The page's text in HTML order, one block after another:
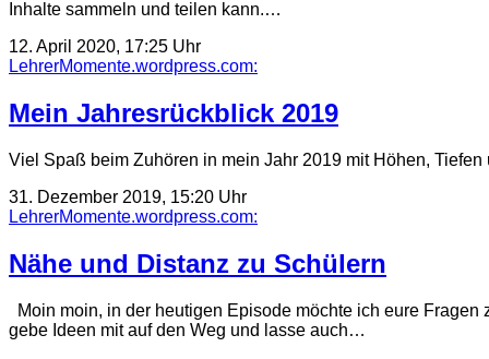
Inhalte sammeln und teilen kann.…
12. April 2020, 17:25 Uhr
LehrerMomente.wordpress.com:
Mein Jahresrückblick 2019
Viel Spaß beim Zuhören in mein Jahr 2019 mit Höhen,
31. Dezember 2019, 15:20 Uhr
LehrerMomente.wordpress.com:
Nähe und Distanz zu Schülern
Moin moin, in der heutigen Episode möchte ich eure
gebe Ideen mit auf den Weg und lasse auch…